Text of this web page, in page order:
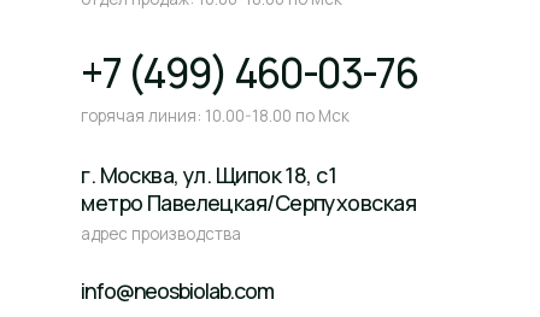
info@neosbiolab.com
адрес производства
© Все права защищены. 2026